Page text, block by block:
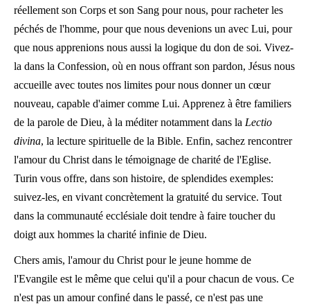
réellement son Corps et son Sang pour nous, pour racheter les
péchés de l'homme, pour que nous devenions un avec Lui, pour
que nous apprenions nous aussi la logique du don de soi. Vivez-
la dans la Confession, où en nous offrant son pardon, Jésus nous
accueille avec toutes nos limites pour nous donner un cœur
nouveau, capable d'aimer comme Lui. Apprenez à être familiers
de la parole de Dieu, à la méditer notamment dans la Lectio
divina, la lecture spirituelle de la Bible. Enfin, sachez rencontrer
l'amour du Christ dans le témoignage de charité de l'Eglise.
Turin vous offre, dans son histoire, de splendides exemples:
suivez-les, en vivant concrètement la gratuité du service. Tout
dans la communauté ecclésiale doit tendre à faire toucher du
doigt aux hommes la charité infinie de Dieu.
Chers amis, l'amour du Christ pour le jeune homme de
l'Evangile est le même que celui qu'il a pour chacun de vous. Ce
n'est pas un amour confiné dans le passé, ce n'est pas une